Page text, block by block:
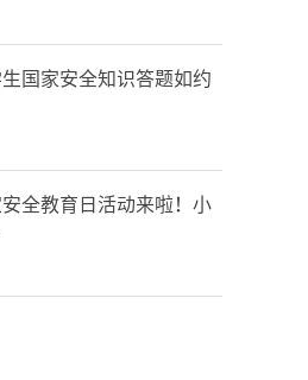
国家安全知识答题如约
全教育日活动来啦！小